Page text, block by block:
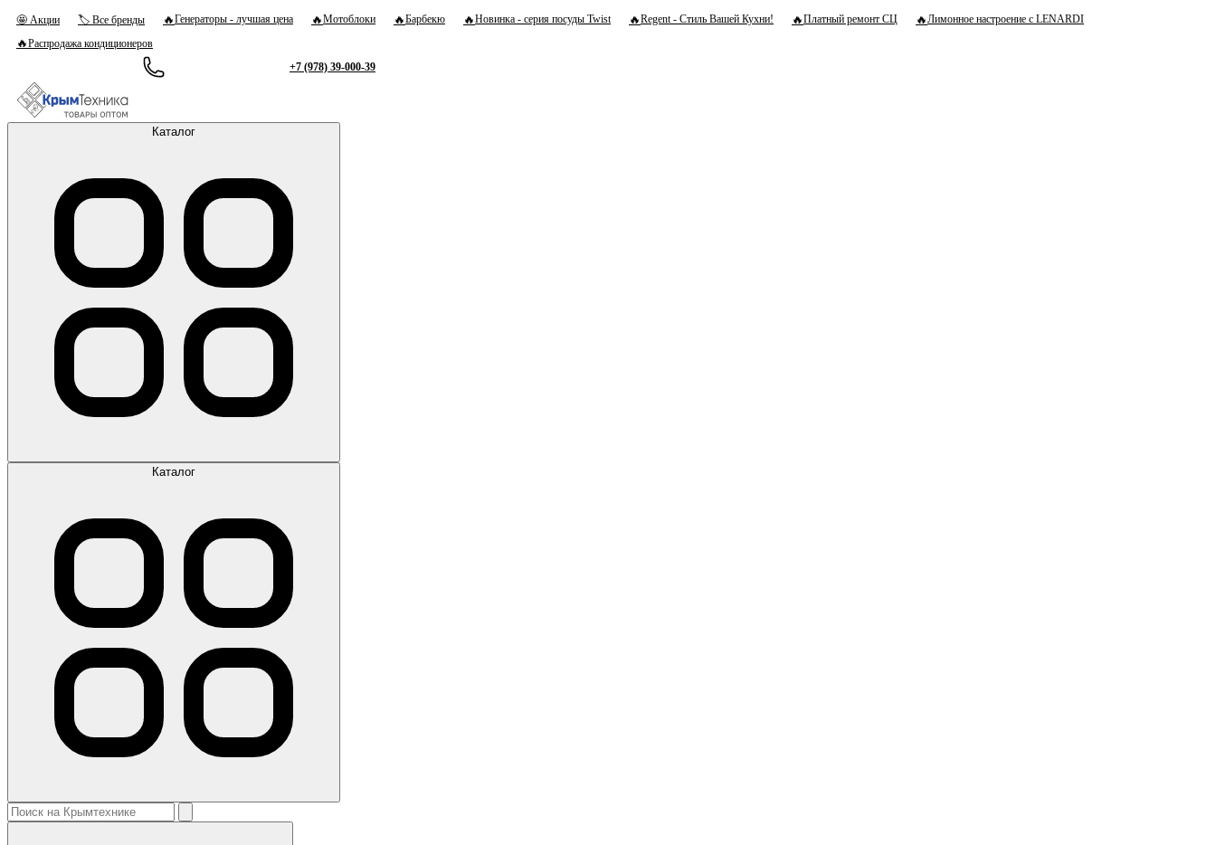
🤩 Акции 🏷 Все бренды 🔥Генераторы - лучшая цена 🔥Мотоблоки 🔥Барбекю 🔥Новинка - серия посуды Twist 🔥Regent - Стиль Вашей Кухни! 🔥Платный ремонт СЦ 🔥Лимонное настроение с LENARDI
🔥Распродажа кондиционеров
+7 (978) 39-000-39